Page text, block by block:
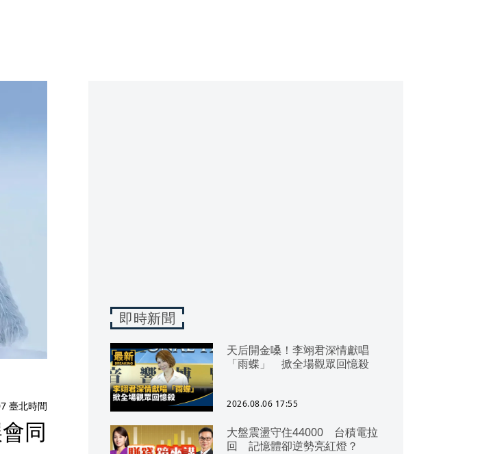
臺北時間
同
即時新聞
天后開金嗓！李翊君深情獻唱
「雨蝶」 掀全場觀眾回憶殺
2026.08.06 17:55
大盤震盪守住44000 台積電拉
回 記憶體卻逆勢亮紅燈？